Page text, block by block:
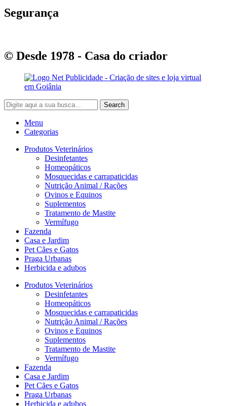
Segurança
© Desde 1978 - Casa do criador
Search
Menu
Categorias
Produtos Veterinários
Desinfetantes
Homeopáticos
Mosquecidas e carrapaticidas
Nutrição Animal / Rações
Ovinos e Equinos
Suplementos
Tratamento de Mastite
Vermífugo
Fazenda
Casa e Jardim
Pet Cães e Gatos
Praga Urbanas
Herbicida e adubos
Produtos Veterinários
Desinfetantes
Homeopáticos
Mosquecidas e carrapaticidas
Nutrição Animal / Rações
Ovinos e Equinos
Suplementos
Tratamento de Mastite
Vermífugo
Fazenda
Casa e Jardim
Pet Cães e Gatos
Praga Urbanas
Herbicida e adubos